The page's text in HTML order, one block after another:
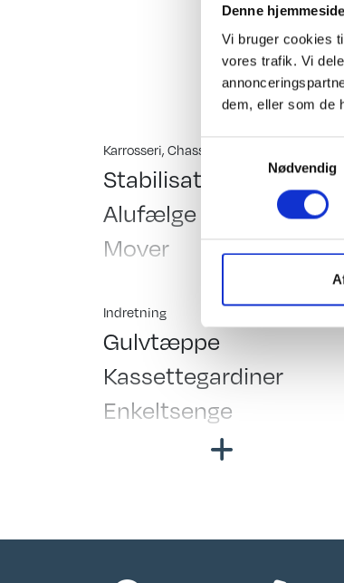
Denne
Vi bruger cookies
vores trafik. Vi
dem, eller som de
Samtykkevalg
Nødvendig
toiletrum i
(Der gøres
Hinshøj
Karrosseri, Chassis & Magasiner
Stabilisator
Alufælge
Mover
Fluenetsdør
Serviceklap
Træktøjsafdækning
Mover mærke: Truma
Indretning
Gulvtæppe
Kassettegardiner
Enkeltsenge
Hæve/sænkebord